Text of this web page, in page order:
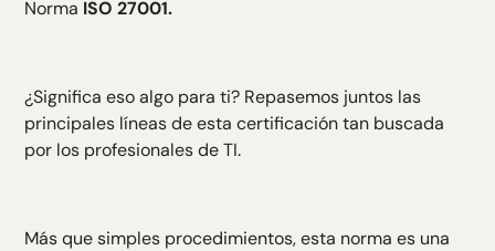
H3 Texte
H6 Texte
Norma ISO 27001.
¿Significa eso algo para ti? Repasemos juntos las
principales líneas de esta certificación tan buscada
por los profesionales de TI.
Más que simples procedimientos, esta norma es una